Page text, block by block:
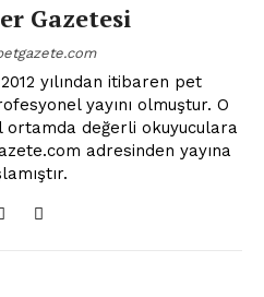
Gazetesi
yılından itibaren pet
yayını olmuştur. O
değerli okuyuculara
adresinden yayına